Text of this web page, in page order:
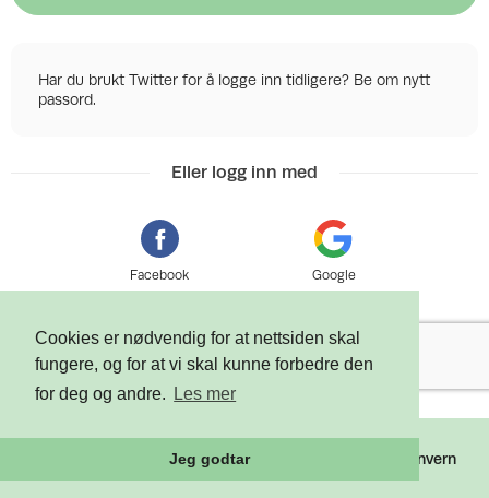
Cookies er nødvendig for at nettsiden skal
fungere, og for at vi skal kunne forbedre den
for deg og andre.
Les mer
Jeg godtar
Har du brukt Twitter for å logge inn tidligere? Be om nytt
passord.
Eller logg inn med
Facebook Google
2026 Tixly AS - Powered by Personvern